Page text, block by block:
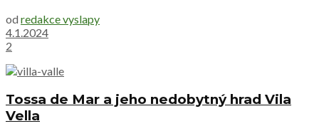
od redakce vyslapy
4.1.2024
2
Tossa de Mar a jeho nedobytný hrad Vila
Vella